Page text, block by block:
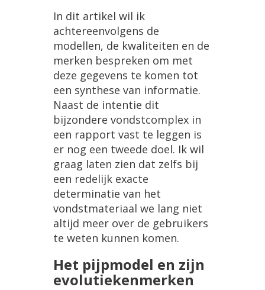
In dit artikel wil ik
achtereenvolgens de
modellen, de kwaliteiten en de
merken bespreken om met
deze gegevens te komen tot
een synthese van informatie.
Naast de intentie dit
bijzondere vondstcomplex in
een rapport vast te leggen is
er nog een tweede doel. Ik wil
graag laten zien dat zelfs bij
een redelijk exacte
determinatie van het
vondstmateriaal we lang niet
altijd meer over de gebruikers
te weten kunnen komen.
Het pijpmodel en zijn
evolutiekenmerken